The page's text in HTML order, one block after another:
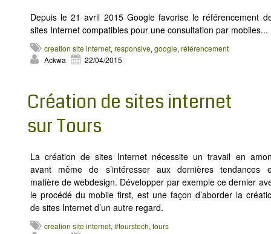
Depuis le 21 avril 2015 Google favorise le référencement
sites Internet compatibles pour une consultation par mobiles...
creation site internet, responsive, google, référencement
Ackwa
22/04/2015
Création de sites internet
sur Tours
La création de sites Internet nécessite un travail en
avant même de s’intéresser aux dernières tendances
matière de webdesign. Développer par exemple ce dernier
le procédé du mobile first, est une façon d’aborder la
de sites Internet d’un autre regard.
creation site internet, #tourstech, tours